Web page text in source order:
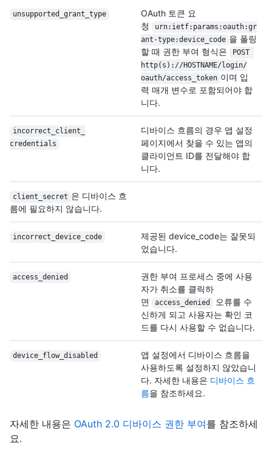
unsupported_grant_ type
OAuth 토큰 요
청
urn:ietf:params:oauth:gr
ant-type:device_ code 을 폴링
할 때 권한 부여 형식은
POST
http(s)://HOSTNAME/login/
oauth/access_token 이며 입
력 매개 변수로 포함되어야 합
니다.
incorrect_client_
credentials
디바이스 흐름의 경우 앱 설정
페이지에서 찾을 수 있는 앱의
클라이언트 ID를 전달해야 합
니다.
client_secret 은 디바이스 흐
름에 필요하지 않습니다.
incorrect_device_ code
제공된 device_code는 잘못되
었습니다.
access_denied
권한 부여 프로세스 중에 사용
자가 취소를 클릭하
면
access_denied
오류를 수
신하게 되고 사용자는 확인 코
드를 다시 사용할 수 없습니다.
device_flow_disabled
앱 설정에서 디바이스 흐름을
사용하도록 설정하지 않았습니
다. 자세한 내용은 디바이스 흐
름을 참조하세요.
자세한 내용은 OAuth 2.0 디바이스 권한 부여를 참조하세
요.